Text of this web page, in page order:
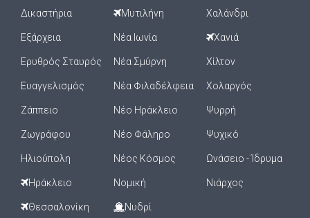
Δικαστήρια
Εξάρχεια
Ερυθρός Σταυρός
Ευαγγελισμός
Ζάππειο
Ζωγράφου
Ηλιούπολη
Ηράκλειο
Θεσσαλονίκη
Μυτιλήνη
Νέα Ιωνία
Νέα Σμύρνη
Νέα Φιλαδέλφεια
Νέο Ηράκλειο
Νέο Φάληρο
Νέος Κόσμος
Νομική
Νυδρί
Χαλάνδρι
Χανιά
Χίλτον
Χολαργός
Ψυρρή
Ψυχικό
Ωνάσειο - Ίδρυμα
Νιάρχος